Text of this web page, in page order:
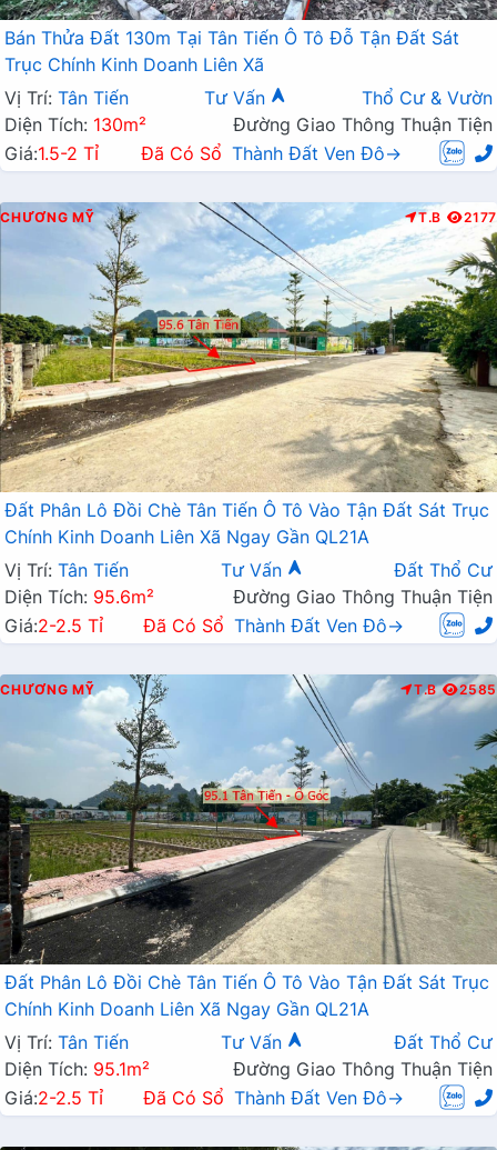
Bán Thửa Đất 130m Tại Tân Tiến Ô Tô Đỗ Tận Đất Sát
Trục Chính Kinh Doanh Liên Xã
Vị Trí: Tân Tiến Tư Vấn
Thổ Cư & Vườn
Diện Tích: 130m²
Đường Giao Thông Thuận Tiện
Giá:1.5-2 Tỉ Đã Có Sổ Thành Đất Ven Đô→
CHƯƠNG MỸ T.B 2177
Đất Phân Lô Đồi Chè Tân Tiến Ô Tô Vào Tận Đất Sát Trục
Chính Kinh Doanh Liên Xã Ngay Gần QL21A
Vị Trí: Tân Tiến Tư Vấn
Đất Thổ Cư
Diện Tích: 95.6m²
Đường Giao Thông Thuận Tiện
Giá:2-2.5 Tỉ Đã Có Sổ Thành Đất Ven Đô→
CHƯƠNG MỸ T.B 2585
Đất Phân Lô Đồi Chè Tân Tiến Ô Tô Vào Tận Đất Sát Trục
Chính Kinh Doanh Liên Xã Ngay Gần QL21A
Vị Trí: Tân Tiến Tư Vấn
Đất Thổ Cư
Diện Tích: 95.1m²
Đường Giao Thông Thuận Tiện
Giá:2-2.5 Tỉ Đã Có Sổ Thành Đất Ven Đô→